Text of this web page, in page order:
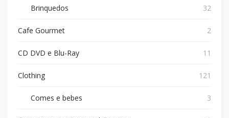
Brinquedos 32
Cafe Gourmet 2
CD DVD e Blu-Ray 11
Clothing 121
Comes e bebes 3